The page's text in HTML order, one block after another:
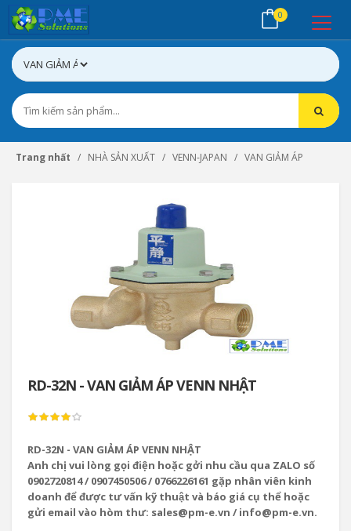
0
Trang nhất NHÀ SẢN XUẤT VENN-JAPAN VAN GIẢM ÁP
RD-32N - VAN GIẢM ÁP VENN NHẬT
RD-32N - VAN GIẢM ÁP VENN NHẬT
Anh chị vui lòng gọi điện hoặc gởi nhu cầu qua ZALO số
0902720814 / 0907450506 / 0766226161 gặp nhân viên kinh
doanh để được tư vấn kỹ thuật và báo giá cụ thể hoặc
gửi email vào hòm thư: sales@pm-e.vn / info@pm-e.vn.